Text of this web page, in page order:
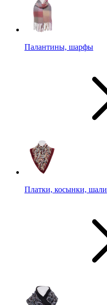
Палантины, шарфы
Платки, косынки, шали